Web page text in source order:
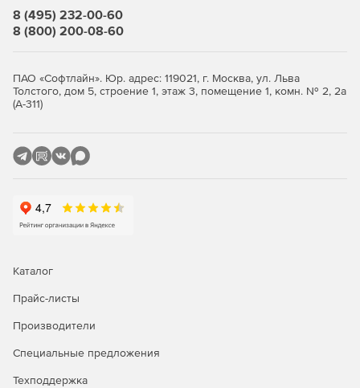
подключением.
8 (495) 232-00-60
8 (800) 200-08-60
ПАО «Софтлайн». Юр. адрес: 119021, г. Москва, ул. Льва
Толстого, дом 5, строение 1, этаж 3, помещение 1, комн. № 2, 2а
(А-311)
Каталог
Прайс-листы
Производители
Специальные предложения
Техподдержка